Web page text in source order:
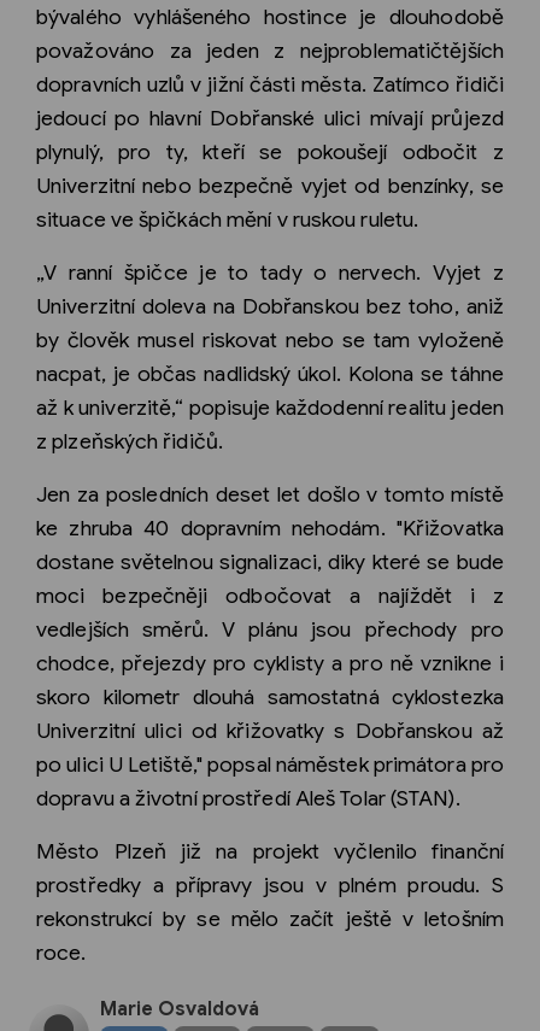
bývalého vyhlášeného hostince je dlouhodobě
považováno za jeden z nejproblematičtějších
dopravních uzlů v jižní části města. Zatímco řidiči
jedoucí po hlavní Dobřanské ulici mívají průjezd
plynulý, pro ty, kteří se pokoušejí odbočit z
Univerzitní nebo bezpečně vyjet od benzínky, se
situace ve špičkách mění v ruskou ruletu.
„V ranní špičce je to tady o nervech. Vyjet z
Univerzitní doleva na Dobřanskou bez toho, aniž
by člověk musel riskovat nebo se tam vyloženě
nacpat, je občas nadlidský úkol. Kolona se táhne
až k univerzitě,“ popisuje každodenní realitu jeden
z plzeňských řidičů.
Jen za posledních deset let došlo v tomto místě
ke zhruba 40 dopravním nehodám. "Křižovatka
dostane světelnou signalizaci, diky které se bude
moci bezpečněji odbočovat a najíždět i z
vedlejších směrů. V plánu jsou přechody pro
chodce, přejezdy pro cyklisty a pro ně vznikne i
skoro kilometr dlouhá samostatná cyklostezka
Univerzitní ulici od křižovatky s Dobřanskou až
po ulici U Letiště," popsal náměstek primátora pro
dopravu a životní prostředí Aleš Tolar (STAN).
Město Plzeň již na projekt vyčlenilo finanční
prostředky a přípravy jsou v plném proudu. S
rekonstrukcí by se mělo začít ještě v letošním
roce.
Marie Osvaldová